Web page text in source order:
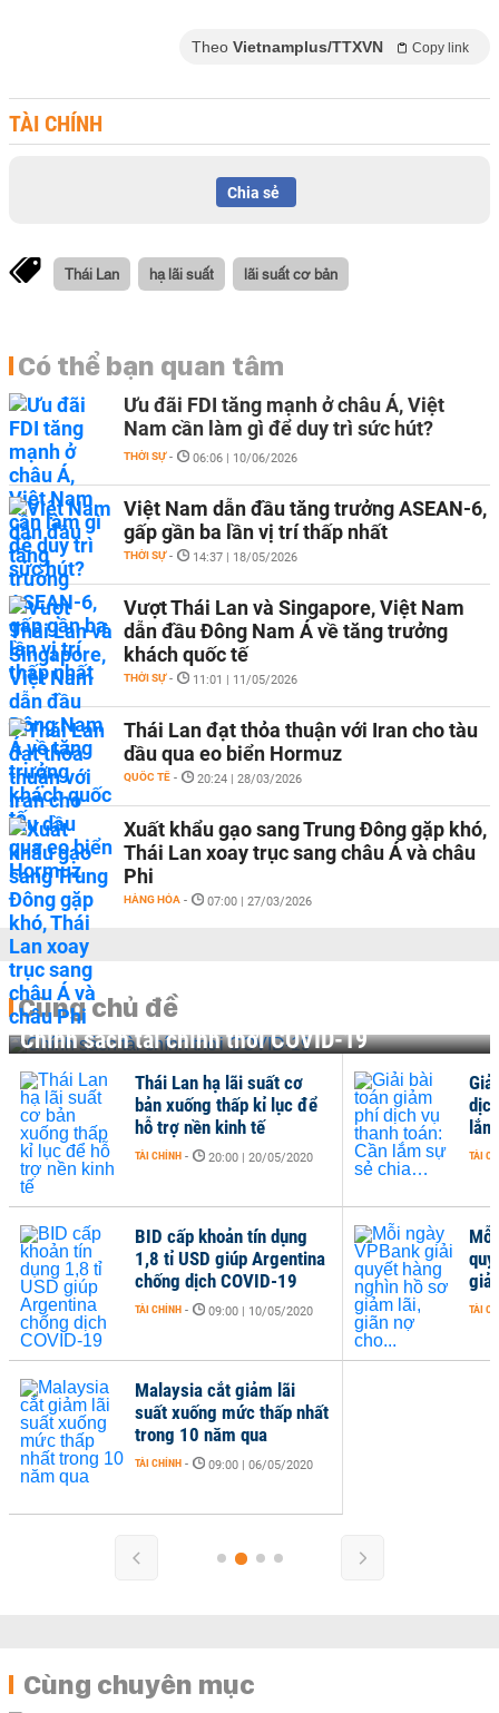
Theo Vietnamplus/TTXVN Copy link
TÀI CHÍNH
Chia sẻ
Thái Lan hạ lãi suất lãi suất cơ bản
Có thể bạn quan tâm
Ưu đãi FDI tăng mạnh ở châu Á, Việt
Nam cần làm gì để duy trì sức hút?
THỜI SỰ - 06:06 | 10/06/2026
Việt Nam dẫn đầu tăng trưởng ASEAN-6,
gấp gần ba lần vị trí thấp nhất
THỜI SỰ - 14:37 | 18/05/2026
Vượt Thái Lan và Singapore, Việt Nam
dẫn đầu Đông Nam Á về tăng trưởng
khách quốc tế
THỜI SỰ - 11:01 | 11/05/2026
Thái Lan đạt thỏa thuận với Iran cho tàu
dầu qua eo biển Hormuz
QUỐC TẾ - 20:24 | 28/03/2026
Xuất khẩu gạo sang Trung Đông gặp khó,
Thái Lan xoay trục sang châu Á và châu
Phi
HÀNG HÓA - 07:00 | 27/03/2026
Cùng chủ đề
Chính sách tài chính thời COVID-19
Thái Lan hạ lãi suất cơ
bản xuống thấp kỉ lục để
hỗ trợ nền kinh tế
TÀI CHÍNH - 20:00 | 20/05/2020
BID cấp khoản tín dụng
1,8 tỉ USD giúp Argentina
chống dịch COVID-19
TÀI CHÍNH - 09:00 | 10/05/2020
TÀI
TÀI
Malaysia cắt giảm lãi
suất xuống mức thấp nhất
trong 10 năm qua
TÀI CHÍNH - 09:00 | 06/05/2020
Cùng chuyên mục